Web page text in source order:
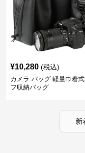
¥10,280 (税込)
カメラ バッグ 軽量巾着
フ収納バッグ
新